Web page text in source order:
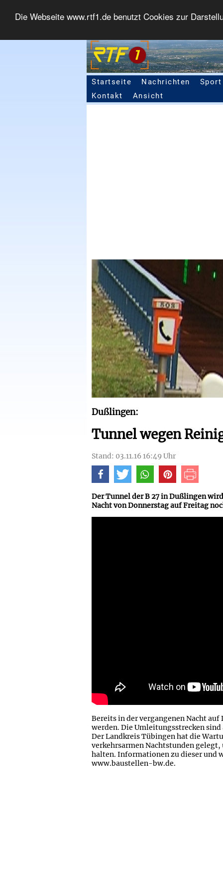
Die Webseite www.rtf1.de benutzt Cookies zur
Seitennavigation
Startseite Nachrichten
Sport
Kontakt
Ansicht
Dußlingen:
Tunnel wegen
Stand: 03.11.16 16:49 Uhr
Der Tunnel der B 27 in Dußlingen
Nacht von Donnerstag auf Freitag
Bereits in der vergangenen Nacht
werden. Die Umleitungsstrecken
Der Landkreis Tübingen hat die
verkehrsarmen Nachtstunden
halten. Informationen zu dieser und
www.baustellen-bw.de.